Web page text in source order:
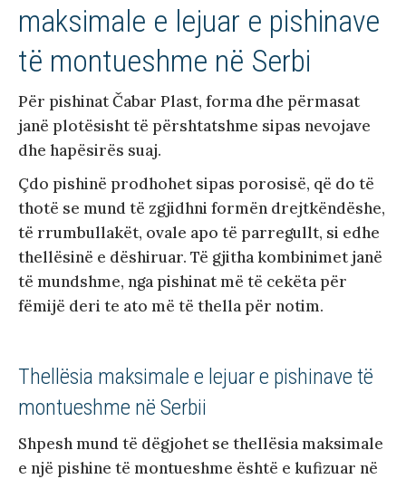
maksimale e lejuar e pishinave
të montueshme në Serbi
Për pishinat Čabar Plast, forma dhe përmasat
janë plotësisht të përshtatshme sipas nevojave
dhe hapësirës suaj.
Çdo pishinë prodhohet sipas porosisë, që do të
thotë se mund të zgjidhni formën drejtkëndëshe,
të rrumbullakët, ovale apo të parregullt, si edhe
thellësinë e dëshiruar. Të gjitha kombinimet janë
të mundshme, nga pishinat më të cekëta për
fëmijë deri te ato më të thella për notim.
Thellësia maksimale e lejuar e pishinave të
montueshme në Serbii
Shpesh mund të dëgjohet se thellësia maksimale
e një pishine të montueshme është e kufizuar në